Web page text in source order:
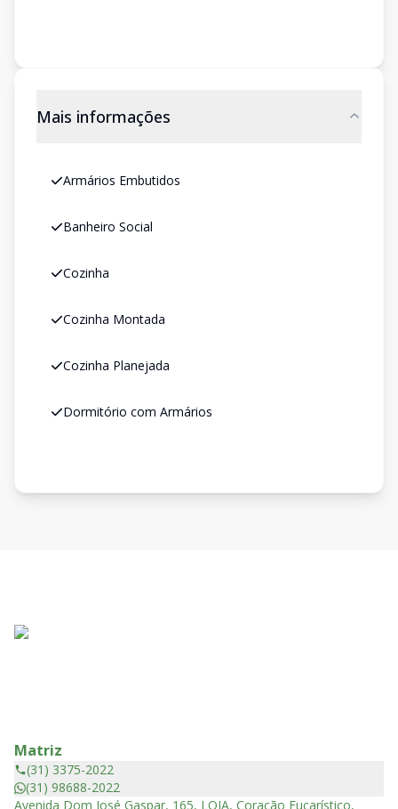
Mais informações
Armários Embutidos
Banheiro Social
Cozinha
Cozinha Montada
Cozinha Planejada
Dormitório com Armários
Matriz
(31) 3375-2022
(31) 98688-2022
Avenida Dom José Gaspar, 165, LOJA, Coração Eucarístico,